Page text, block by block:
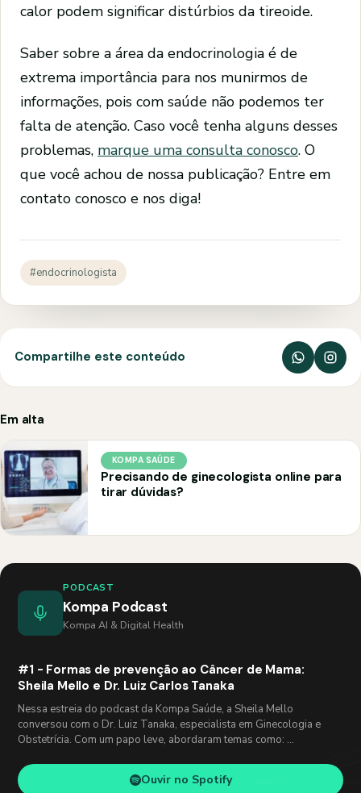
calor podem significar distúrbios da tireoide.
Saber sobre a área da endocrinologia é de
extrema importância para nos munirmos de
informações, pois com saúde não podemos ter
falta de atenção. Caso você tenha alguns desses
problemas, marque uma consulta conosco. O
que você achou de nossa publicação? Entre em
contato conosco e nos diga!
#endocrinologista
Compartilhe este conteúdo
Em alta
KOMPA SAÚDE
Precisando de ginecologista online para
tirar dúvidas?
PODCAST
Kompa Podcast
Kompa AI & Digital Health
#1 - Formas de prevenção ao Câncer de Mama:
Sheila Mello e Dr. Luiz Carlos Tanaka
Nessa estreia do podcast da Kompa Saúde, a Sheila Mello
conversou com o Dr. Luiz Tanaka, especialista em Ginecologia e
Obstetrícia. Com um papo leve, abordaram temas como: …
Ouvir no Spotify